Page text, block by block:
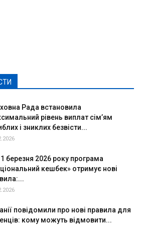
Рада встановила
рівень виплат сім’ям
і зниклих безвісти...
1 березня 2026 року програма
кешбек» отримує нові
повідомили про нові правила для
кому можуть відмовити...